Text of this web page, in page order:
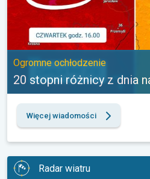
Ogromne ochłodzenie
20 stopni różnicy z dnia
Więcej wiadomości
Radar wiatru